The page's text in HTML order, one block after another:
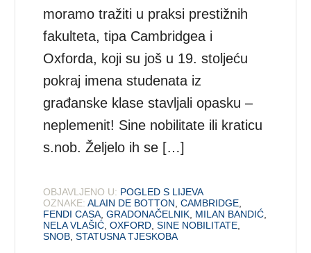
moramo tražiti u praksi prestižnih
fakulteta, tipa Cambridgea i
Oxforda, koji su još u 19. stoljeću
pokraj imena studenata iz
građanske klase stavljali opasku –
neplemenit! Sine nobilitate ili kraticu
s.nob. Željelo ih se […]
OBJAVLJENO U: POGLED S LIJEVA
OZNAKE: ALAIN DE BOTTON ,CAMBRIDGE
FENDI CASA ,GRADONAČELNIK MILAN BANDIĆ
NELA VLAŠIĆ ,OXFORD ,SINE NOBILITATE
SNOB ,STATUSNA TJESKOBA